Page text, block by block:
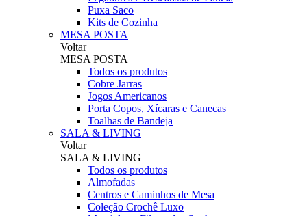
Puxa Saco
Kits de Cozinha
MESA POSTA
Voltar
MESA POSTA
Todos os produtos
Cobre Jarras
Jogos Americanos
Porta Copos, Xícaras e Canecas
Toalhas de Bandeja
SALA & LIVING
Voltar
SALA & LIVING
Todos os produtos
Almofadas
Centros e Caminhos de Mesa
Coleção Crochê Luxo